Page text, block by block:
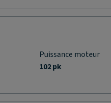
Puissance moteur
102 pk